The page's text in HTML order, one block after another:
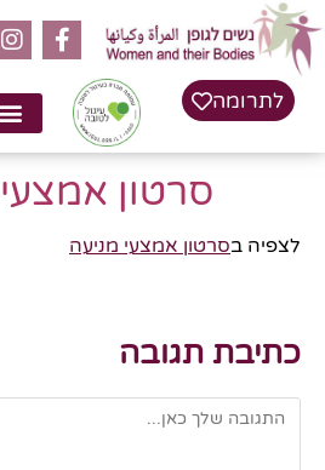
לתוכן
לתרומה
סרטון
לצפיה בסרטון אמצעי מניעה
כתיבת תגובה